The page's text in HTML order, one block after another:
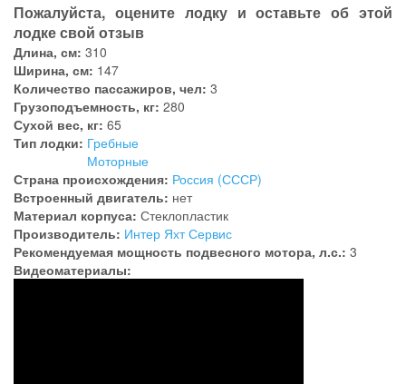
Пожалуйста, оцените лодку и оставьте об этой
лодке свой отзыв
Длина, см: 310
Ширина, см: 147
Количество пассажиров, чел: 3
Грузоподъемность, кг: 280
Сухой вес, кг: 65
Тип лодки: Гребные
Моторные
Страна происхождения: Россия (СССР)
Встроенный двигатель: нет
Материал корпуса: Стеклопластик
Производитель: Интер Яхт Сервис
Рекомендуемая мощность подвесного мотора, л.с.: 3
Видеоматериалы: